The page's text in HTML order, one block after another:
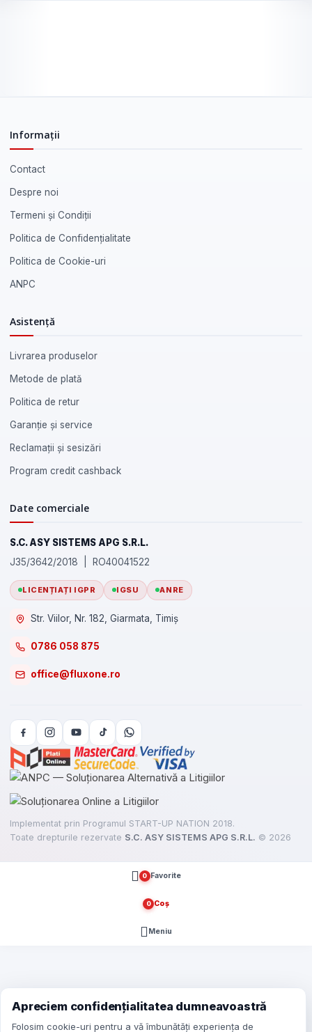
Apreciem confidențialitatea dumneavoastră
Folosim cookie-uri pentru a vă îmbunătăți experiența de
Informații
Contact
Despre noi
Termeni și Condiții
Politica de Confidențialitate
Politica de Cookie-uri
ANPC
Asistență
Livrarea produselor
Metode de plată
Politica de retur
Garanție și service
Reclamații și sesizări
Program credit cashback
Date comerciale
S.C. ASY SISTEMS APG S.R.L.
J35/3642/2018 | RO40041522
LICENȚIAȚI IGPR IGSU ANRE
Str. Viilor, Nr. 182, Giarmata, Timiș
0786 058 875
office@fluxone.ro
Implementat prin Programul START-UP NATION 2018.
Toate drepturile rezervate S.C. ASY SISTEMS APG S.R.L. © 2026
0 Favorite
0 Coș
Meniu